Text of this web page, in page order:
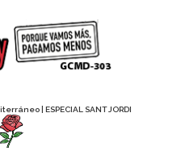
| ESPECIAL SANT JORDI